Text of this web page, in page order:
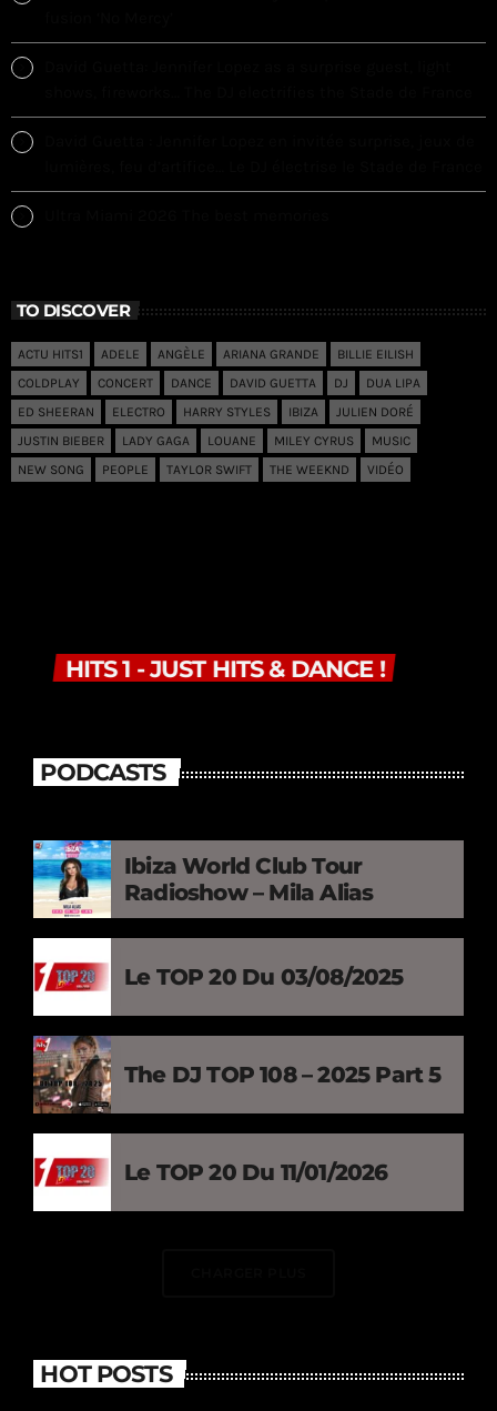
TO DISCOVER
ACTU HITS1 ADELE ANGÈLE ARIANA GRANDE
BILLIE EILISH
COLDPLAY
CONCERT DANCE DAVID GUETTA DJ
DUA LIPA
ED SHEERAN
ELECTRO HARRY STYLES IBIZA
JULIEN DORÉ
JUSTIN BIEBER
LADY GAGA LOUANE MILEY CYRUS
MUSIC
NEW SONG
PEOPLE TAYLOR SWIFT THE WEEKND VIDÉO
HITS 1 - JUST HITS & DANCE !
PODCASTS
Ibiza World Club Tour
Radioshow – Mila Alias
Le TOP 20 Du 03/08/2025
The DJ TOP 108 – 2025 Part 5
Le TOP 20 Du 11/01/2026
HOT POSTS